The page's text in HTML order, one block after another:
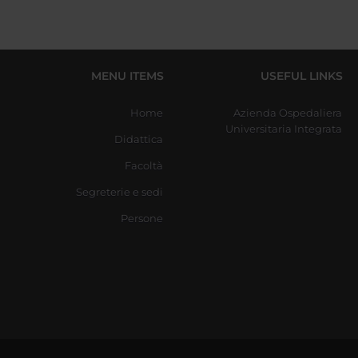
MENU ITEMS
Home
Didattica
Facoltà
Segreterie e sedi
Persone
USEFUL LINKS
Azienda Ospedaliera
Universitaria Integrata